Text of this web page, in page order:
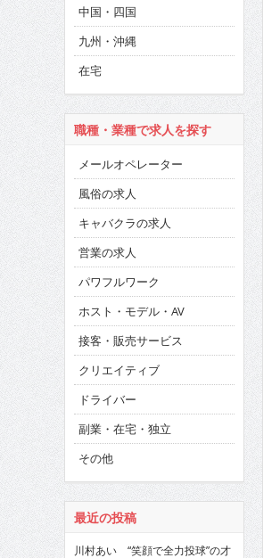
中国・四国
九州・沖縄
在宅
職種・業種で求人を探す
メールオペレーター
風俗の求人
キャバクラの求人
営業の求人
パワフルワーク
ホスト・モデル・AV
接客・販売サービス
クリエイティブ
ドライバー
副業・在宅・独立
その他
最近の投稿
川村あい “笑顔で全力投球”の才